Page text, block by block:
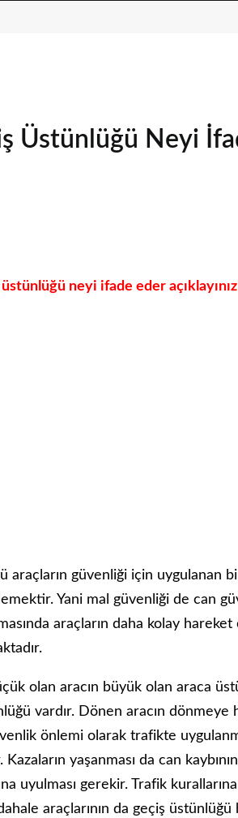
Üstünlüğü Neyi
neyi ifade eder açıklayınız
araçların güvenliği için uygulanan
Yani mal güvenliği de can
araçların daha kolay
olan aracın büyük olan araca
vardır. Dönen aracın dönmeye
önlemi olarak trafikte
yaşanması da can
uyulması gerekir. Trafik kurallarına
araçlarının da geçiş üstünlüğü